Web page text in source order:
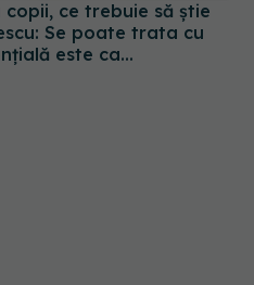
Se poate trata cu
este ca
timp util